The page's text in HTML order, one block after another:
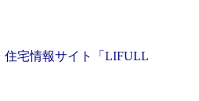
住宅情報サイト「LIFULL